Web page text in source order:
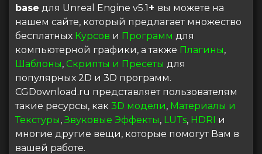
base для Unreal Engine v5.1+ вы можете на
нашем сайте, который предлагает множество
бесплатных Курсов и Программ для
компьютерной графики, а также Плагины,
Шаблоны, Скрипты и Пресеты для
популярных 2D и 3D программ.
CGDownload.ru представляет пользователям
такие ресурсы, как 3D модели, Материалы и
Текстуры,Звуковые Эффекты, LUTs, HDRI и
многие другие вещи, которые помогут Вам в
вашей работе.